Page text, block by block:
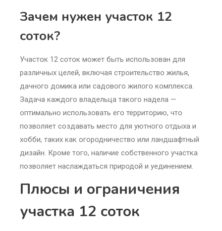
Зачем нужен участок 12
соток?
Участок 12 соток может быть использован для
различных целей, включая строительство жилья,
дачного домика или садового жилого комплекса.
Задача каждого владельца такого надела —
оптимально использовать его территорию, что
позволяет создавать место для уютного отдыха и
хобби, таких как огородничество или ландшафтный
дизайн. Кроме того, наличие собственного участка
позволяет наслаждаться природой и уединением.
Плюсы и ограничения
участка 12 соток